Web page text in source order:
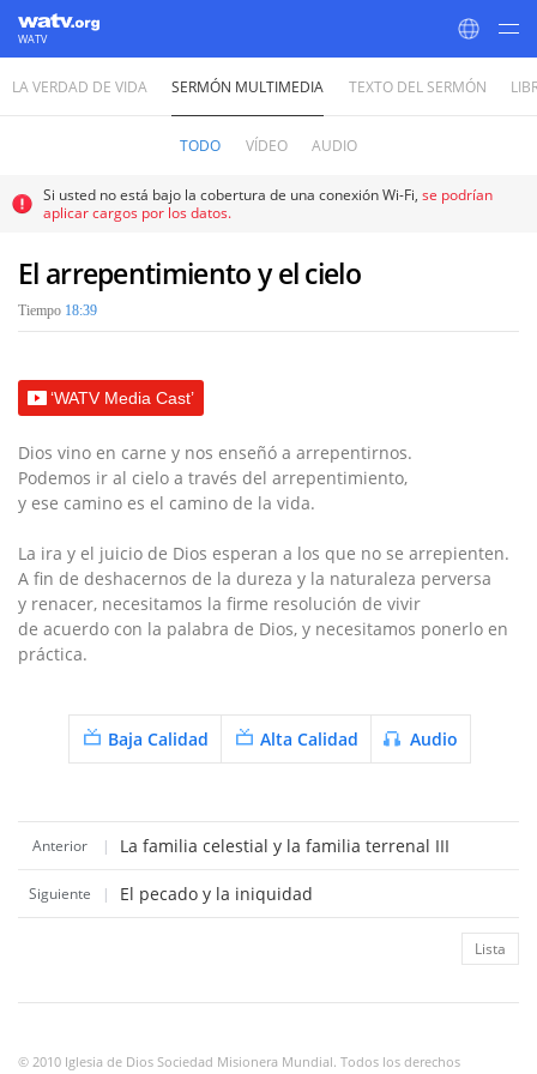
WATV
World Mission Society Church of God
LA VERDAD DE VIDA SERMÓN MULTIMEDIA TEXTO DEL SERMÓN
TODO VÍDEO AUDIO
Si usted no está bajo la cobertura de una conexión Wi-Fi, se podrían
aplicar cargos por los datos.
El arrepentimiento y el cielo
Tiempo 18:39
‘WATV Media Cast’
Dios vino en carne y nos enseñó a arrepentirnos.
Podemos ir al cielo a través del arrepentimiento,
y ese camino es el camino de la vida.
La ira y el juicio de Dios esperan a los que no se arrepienten.
A fin de deshacernos de la dureza y la naturaleza perversa
y renacer, necesitamos la firme resolución de vivir
de acuerdo con la palabra de Dios, y necesitamos ponerlo en
práctica.
Baja Calidad Alta Calidad Audio
Anterior | La familia celestial y la familia terrenal III
Siguiente | El pecado y la iniquidad
Lista
© 2010 Iglesia de Dios Sociedad Misionera Mundial. Todos los derechos